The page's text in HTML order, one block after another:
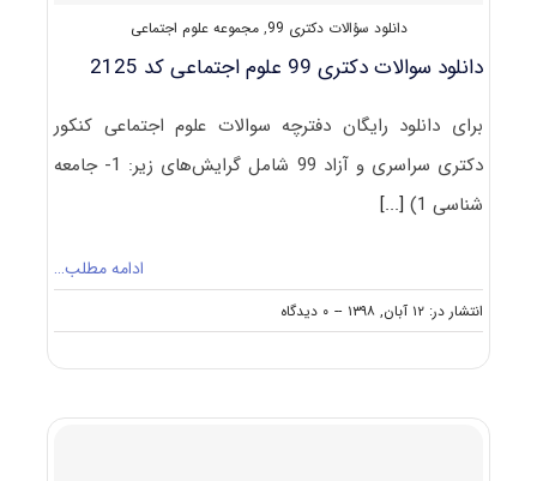
دانلود سؤالات دکتری 99 ,مجموعه علوم اجتماعی
دانلود سوالات دکتری 99 علوم اجتماعی کد 2125
برای دانلود رایگان دفترچه سوالات علوم اجتماعی کنکور
دکتری سراسری و آزاد 99 شامل گرایش‌های زیر: 1- جامعه
شناسی 1)
[...]
ادامه مطلب…
انتشار در: ۱۲ آبان, ۱۳۹۸ -- ۰ دیدگاه
on
دانلود
علوم